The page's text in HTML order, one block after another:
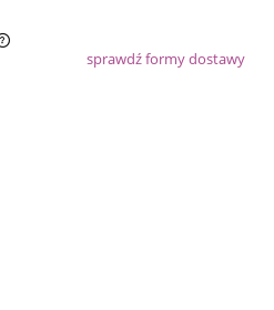
kosztów płatności
sprawdź formy dostawy